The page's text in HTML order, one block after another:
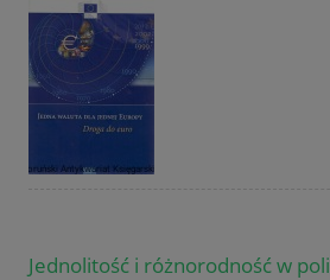
Jednolitość i różnorodność w